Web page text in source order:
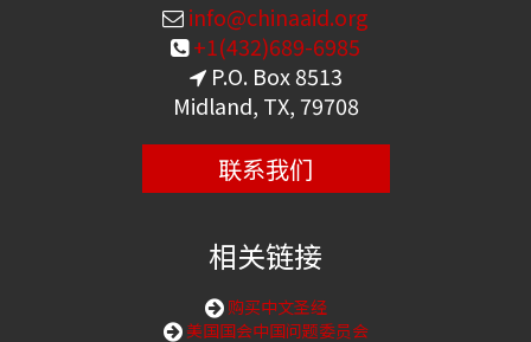
info@chinaaid.org
+1(432)689-6985
P.O. Box 8513
Midland, TX, 79708
联系我们
相关链接
购买中文圣经
美国国会中国问题委员会